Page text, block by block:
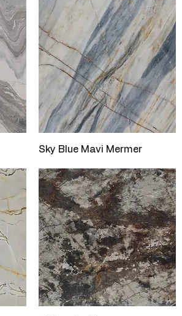
Hızlı Bakış
Sky Blue Mavi Mermer